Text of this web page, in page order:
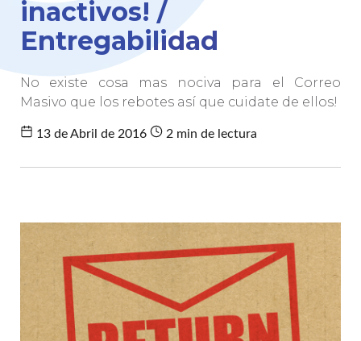
inactivos! /
Entregabilidad
No existe cosa mas nociva para el Correo
Masivo que los rebotes así que cuidate de ellos!
13 de Abril de 2016 2 min de lectura